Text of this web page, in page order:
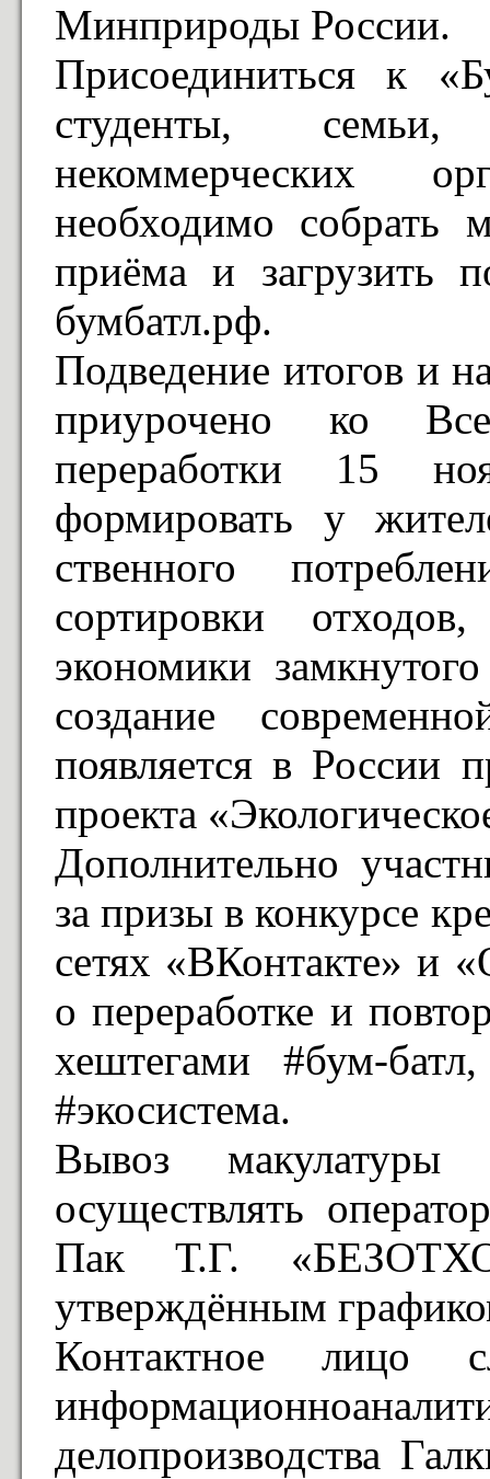
Минприроды России.
Присоединиться к
студенты, семьи,
некоммерческих
необходимо собрать
приёма и загрузить
бумбатл.рф.
Подведение итогов и
приурочено ко
переработки 15
формировать у
ственного
сортировки
экономики
создание
появляется в России
проекта
Дополнительно
за призы в конкурсе
сетях «ВКонтакте» и
о переработке и
хештегами #бум-батл,
#экосистема.
Вывоз
осуществлять
Пак Т.Г.
утверждённым
Контактное лицо
делопроизводства